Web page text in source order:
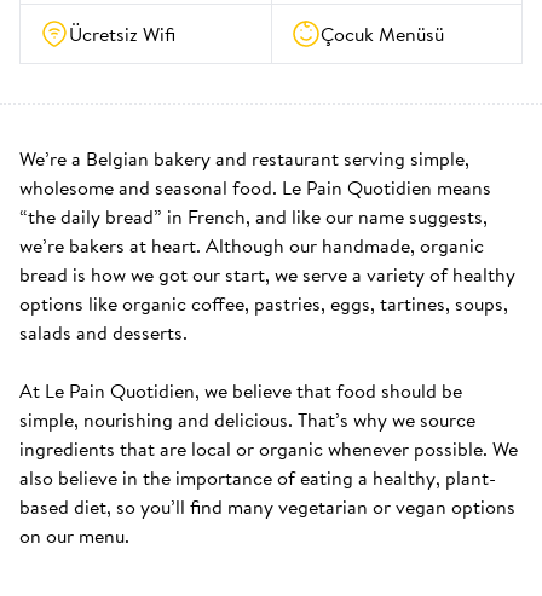
Ücretsiz Wifi Çocuk Menüsü
We’re a Belgian bakery and restaurant serving simple,
wholesome and seasonal food. Le Pain Quotidien means
“the daily bread” in French, and like our name suggests,
we’re bakers at heart. Although our handmade, organic
bread is how we got our start, we serve a variety of healthy
options like organic coffee, pastries, eggs, tartines, soups,
salads and desserts.
At Le Pain Quotidien, we believe that food should be
simple, nourishing and delicious. That’s why we source
ingredients that are local or organic whenever possible. We
also believe in the importance of eating a healthy, plant-
based diet, so you’ll find many vegetarian or vegan options
on our menu.